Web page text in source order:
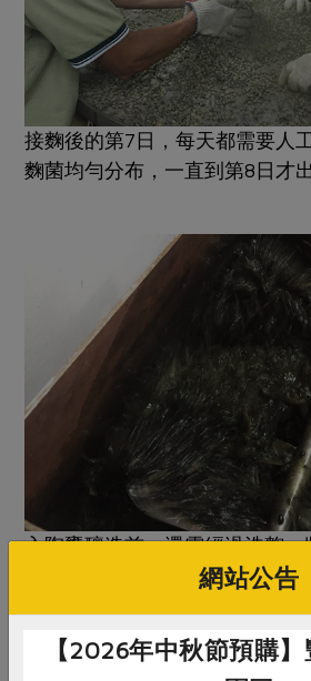
接麴後的第7日，每天都需要人
麴菌均勻分布，一直到第8日才
入陶甕釀造前，還需經過洗麴
的麴洗掉，也洗去不好的氣味，
網站公告
【2026年中秋節預購